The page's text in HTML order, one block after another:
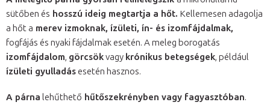
sütőben és hosszú ideig megtartja a hőt. Kellemesen adagolja
a hőt a merev izmoknak, ízületi, ín- és izomfájdalmak,
fogfájás és nyaki fájdalmak esetén. A meleg borogatás
izomfájdalom, görcsökvagy krónikus betegségek, például
ízületi gyulladásesetén hasznos.
A párna lehűthető hűtőszekrényben vagy fagyasztóban.